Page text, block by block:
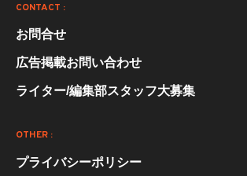
CONTACT :
お問合せ
広告掲載お問い合わせ
ライター/編集部スタッフ大募集
OTHER :
プライバシーポリシー